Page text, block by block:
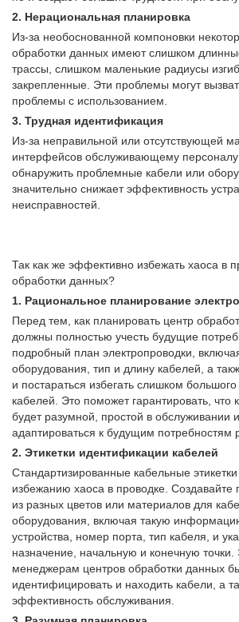
2. Нерациональная планировка
Из-за необоснованной компоновки
обработки данных имеют слишком
трассы, слишком маленькие радиусы
закрепленные. Эти проблемы могут
проблемы с использованием.
3. Трудная идентификация
Из-за неправильной или отсутствующей
интерфейсов обслуживающему
обнаружить проблемные кабели или
значительно снижает эффективность
неисправностей.
Так как же эффективно избежать хаоса в
обработки данных?
1. Рациональное планирование
Перед тем, как планировать центр
должны полностью учесть будущие
подробный план электропроводки,
оборудования, тип и длину кабелей, а
и постараться избегать слишком большого
кабелей. Это поможет гарантировать, что
будет разумной, простой в обслуживании
адаптироваться к будущим потребностям
2. Этикетки идентификации кабелей
Стандартизированные кабельные
избежанию хаоса в проводке. Создавайте
из разных цветов или материалов для
оборудования, включая такую
устройства, номер порта, тип кабеля, и
назначение, начальную и конечную
менеджерам центров обработки данных
идентифицировать и находить кабели, а
эффективность обслуживания.